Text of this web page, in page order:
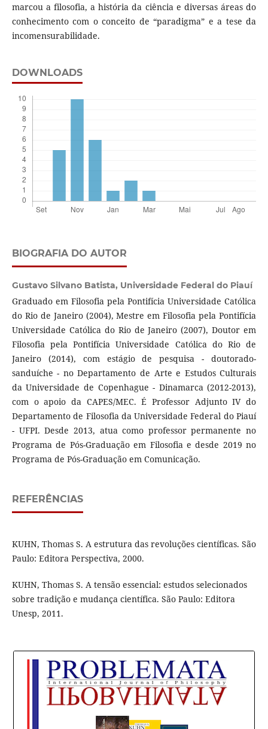
marcou a filosofia, a história da ciência e diversas áreas do
conhecimento com o conceito de “paradigma” e a tese da
incomensurabilidade.
DOWNLOADS
BIOGRAFIA DO AUTOR
Gustavo Silvano Batista, Universidade Federal do Piauí
Graduado em Filosofia pela Pontifícia Universidade Católica
do Rio de Janeiro (2004), Mestre em Filosofia pela Pontifícia
Universidade Católica do Rio de Janeiro (2007), Doutor em
Filosofia pela Pontifícia Universidade Católica do Rio de
Janeiro (2014), com estágio de pesquisa - doutorado-
sanduíche - no Departamento de Arte e Estudos Culturais
da Universidade de Copenhague - Dinamarca (2012-2013),
com o apoio da CAPES/MEC. É Professor Adjunto IV do
Departamento de Filosofia da Universidade Federal do Piauí
- UFPI. Desde 2013, atua como professor permanente no
Programa de Pós-Graduação em Filosofia e desde 2019 no
Programa de Pós-Graduação em Comunicação.
REFERÊNCIAS
KUHN, Thomas S. A estrutura das revoluções científicas. São
Paulo: Editora Perspectiva, 2000.
KUHN, Thomas S. A tensão essencial: estudos selecionados
sobre tradição e mudança científica. São Paulo: Editora
Unesp, 2011.